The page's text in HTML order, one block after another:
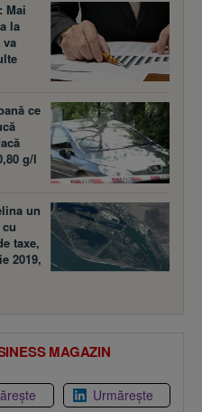
Mai
la
va
ce
g/l
un
taxe,
2019,
MAGAZIN
Urmărește